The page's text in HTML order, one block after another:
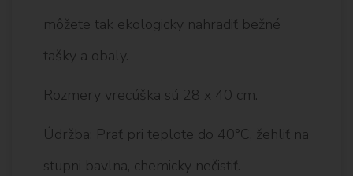
môžete tak ekologicky nahradiť bežné
tašky a obaly.
Rozmery vrecúška sú 28 x 40 cm.
Údržba: Prať pri teplote do 40°C, žehliť na
stupni bavlna, chemicky nečistiť.